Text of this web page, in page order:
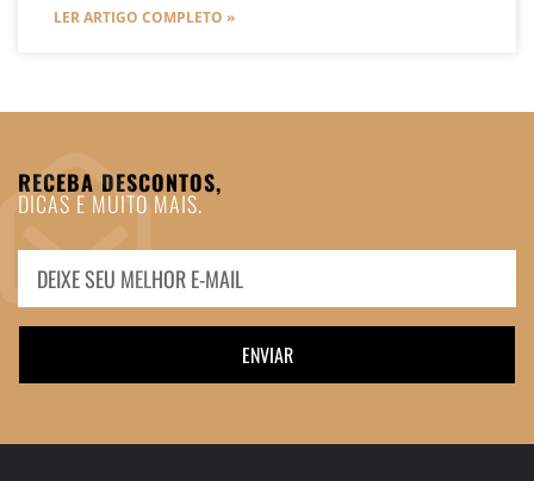
LER ARTIGO COMPLETO »
RECEBA DESCONTOS,
DICAS E MUITO MAIS.
ENVIAR